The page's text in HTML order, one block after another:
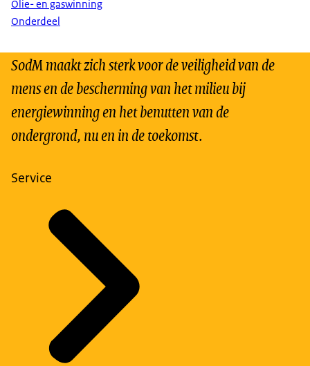
Olie- en gaswinning
Onderdeel
SodM maakt zich sterk voor de veiligheid van de
mens en de bescherming van het milieu bij
energiewinning en het benutten van de
ondergrond, nu en in de toekomst.
Service